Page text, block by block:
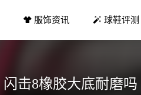
服饰资讯 球鞋评测
闪击8橡胶大底耐磨